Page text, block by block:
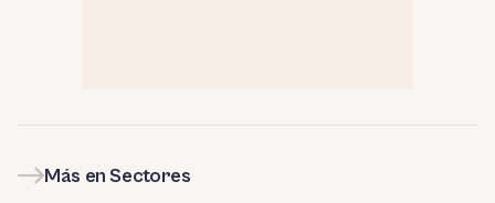
Más en Sectores